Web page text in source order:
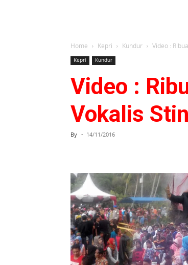
Home Kepri Kundur Video :
Kepri Kundur
Video :
Vokalis
By - 14/11/2016